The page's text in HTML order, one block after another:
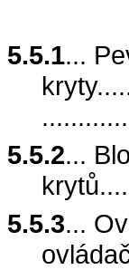
5.5.1...
5.5.2...
5.5.3...